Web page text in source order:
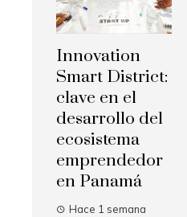
Innovation
Smart District:
clave en el
desarrollo del
ecosistema
emprendedor
en Panamá
Hace 1 semana